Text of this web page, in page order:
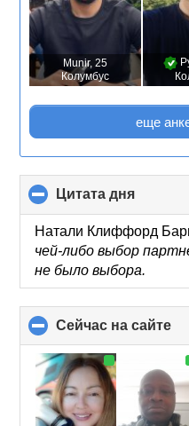
Munir, 25
Колумбус
еще
Цитата дня
to
Натали Клиффорд
чей-либо выбор
не было выбора.
Сейчас на сайте
to